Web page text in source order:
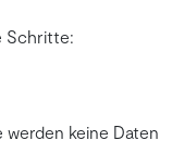
Schritte:
werden keine Daten